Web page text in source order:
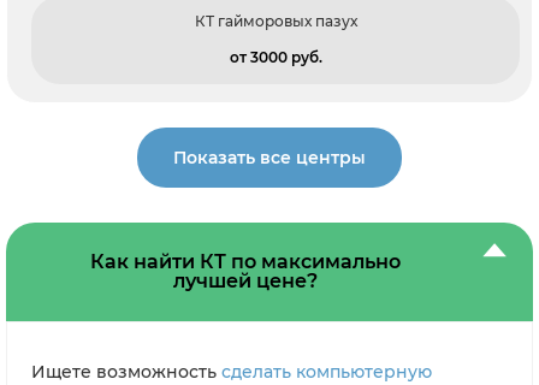
КТ гайморовых пазух
от 3000 pуб.
Показать все центры
Как найти КТ по максимально
лучшей цене?
Ищете возможность сделать компьютерную